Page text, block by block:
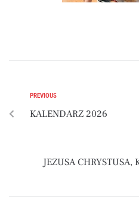
PREVIOUS
KALENDARZ 2026
JEZUSA CHRYSTUSA,